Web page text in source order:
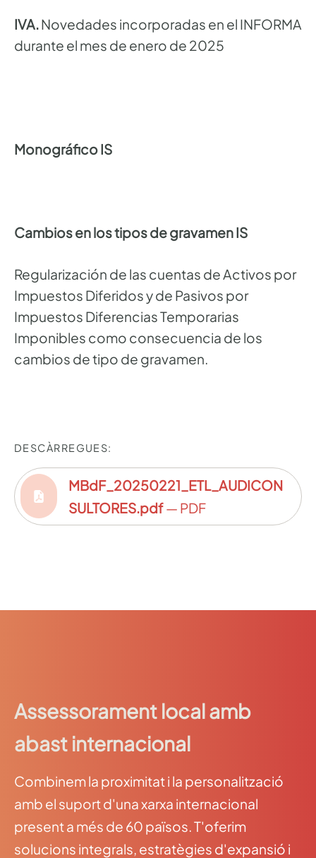
IVA.Novedades incorporadas en el INFORMA
durante el mes de enero de 2025
Monográfico IS
Cambios en los tipos de gravamen IS
Regularización de las cuentas de Activos por
Impuestos Diferidos y de Pasivos por
Impuestos Diferencias Temporarias
Imponibles como consecuencia de los
cambios de tipo de gravamen.
DESCÀRREGUES:
MBdF_20250221_ETL_AUDICON
SULTORES.pdf— PDF
Assessorament local amb
abast internacional
Combinem la proximitat i la personalització
amb el suport d'una xarxa internacional
present a més de 60 països. T'oferim
solucions integrals, estratègies d'expansió i